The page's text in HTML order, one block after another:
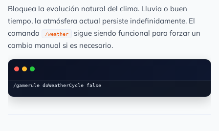
Bloquea la evolución natural del clima. Lluvia o buen
tiempo, la atmósfera actual persiste indefinidamente. El
comando
/weather
sigue siendo funcional para forzar un
cambio manual si es necesario.